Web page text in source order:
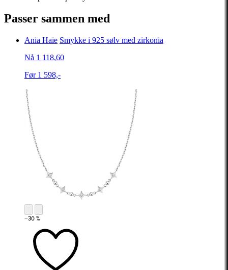
Passer sammen med
Ania Haie Smykke i 925 sølv med zirkonia
Nå 1 118,60
Før 1 598,-
−30 %